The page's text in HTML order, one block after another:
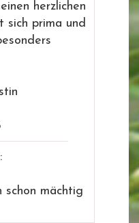
herzlichen
sich prima und
schon mächtig